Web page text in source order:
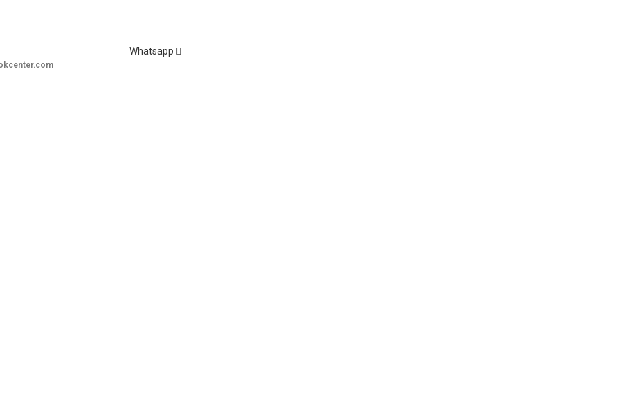
Whatsapp